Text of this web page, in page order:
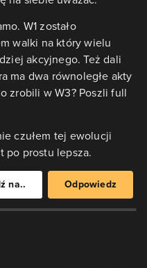
W1 zostało
walki na który wielu
akcyjnego. Też dali
ma dwa równoległe akty
zrobili w W3? Poszli full
czułem tej ewolucji
po prostu lepsza.
na.. Odpowiedz